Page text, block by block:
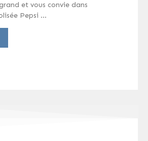
et vous convie dans
Pepsi …